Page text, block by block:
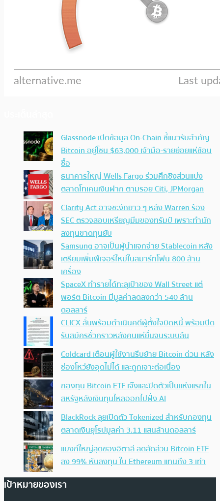
Glassnode เปิดข้อมูล On-Chain ชี้แนวรับสำคัญ
Bitcoin อยู่โซน $63,000 เจ้ามือ-รายย่อยแห่ช้อน
ซื้อ
ธนาคารใหญ่ Wells Fargo ร่วมศึกชิงส่วนแบ่ง
ตลาดโทเคนเงินฝาก ตามรอย Citi, JPMorgan
Clarity Act อาจชะงักยาว ๆ หลัง Warren ร้อง
SEC ตรวจสอบเหรียญมีมของทรัมป์ เพราะทำนัก
ลงทุนขาดทุนยับ
Samsung อาจเป็นผู้นำแจกจ่าย Stablecoin หลัง
เตรียมเพิ่มฟีเจอร์ใหม่ในสมาร์ทโฟน 800 ล้าน
เครื่อง
SpaceX ทำรายได้ทะลุเป้าของ Wall Street แต่
พอร์ต Bitcoin มีมูลค่าลดลงกว่า 540 ล้าน
ดอลลาร์
CLICX ลั่นพร้อมดำเนินคดีผู้ตั้งใจบิดหนี้ พร้อมปิด
รับสมัครชั่วคราวหลังคนแห่ยื่นจนระบบล้น
Coldcard เตือนผู้ใช้งานรีบย้าย Bitcoin ด่วน หลัง
ช่องโหว่ยังอุดไม่ได้ และถูกเจาะต่อเนื่อง
กองทุน Bitcoin ETF เจ๊งและปิดตัวเป็นแห่งแรกใน
สหรัฐหลังเงินทุนไหลออกไปฝั่ง AI
BlackRock ลุยเปิดตัว Tokenized สำหรับกองทุน
ตลาดเงินยุโรปมูลค่า 3.11 แสนล้านดอลลาร์
แบงก์ใหญ่สุดของอิตาลี ลดสัดส่วน Bitcoin ETF
ลง 99% หันลงทุน ใน Ethereum แทนถึง 3 เท่า
เป้าหมายของเรา